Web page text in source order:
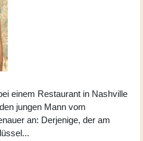
einem Restaurant in Nashville
jungen Mann vom
an: Derjenige, der am
...